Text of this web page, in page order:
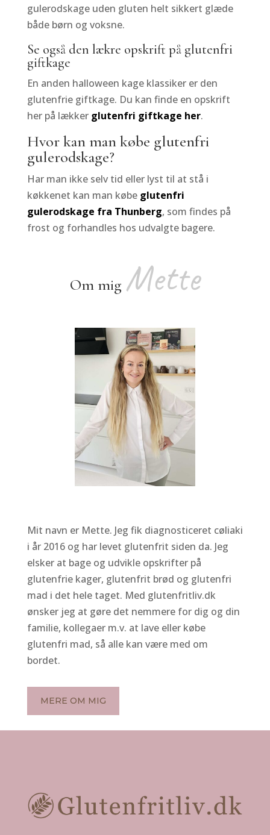
gulerodskage uden gluten helt sikkert glæde
både børn og voksne.
Se også den lækre opskrift på glutenfri
giftkage
En anden halloween kage klassiker er den
glutenfrie giftkage. Du kan finde en opskrift
her på lækker glutenfri giftkage her.
Hvor kan man købe glutenfri
gulerodskage?
Har man ikke selv tid eller lyst til at stå i
køkkenet kan man købe glutenfri
gulerodskage fra Thunberg, som findes på
frost og forhandles hos udvalgte bagere.
Om mig Mette
Mit navn er Mette. Jeg fik diagnosticeret cøliaki
i år 2016 og har levet glutenfrit siden da. Jeg
elsker at bage og udvikle opskrifter på
glutenfrie kager, glutenfrit brød og glutenfri
mad i det hele taget. Med glutenfritliv.dk
ønsker jeg at gøre det nemmere for dig og din
familie, kollegaer m.v. at lave eller købe
glutenfri mad, så alle kan være med om
bordet.
MERE OM MIG